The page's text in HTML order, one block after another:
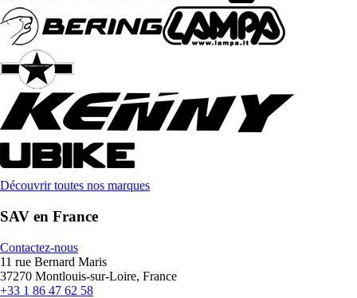
Découvrir toutes nos marques
SAV en France
Contactez-nous
11 rue Bernard Maris
37270 Montlouis-sur-Loire, France
+33 1 86 47 62 58